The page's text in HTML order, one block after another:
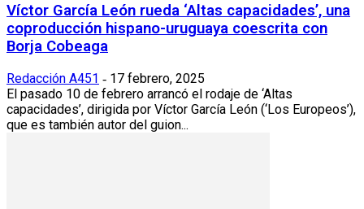
Víctor García León rueda ‘Altas capacidades’, una
coproducción hispano-uruguaya coescrita con
Borja Cobeaga
Redacción A451 - 17 febrero, 2025
El pasado 10 de febrero arrancó el rodaje de ‘Altas
capacidades’, dirigida por Víctor García León (‘Los Europeos’),
que es también autor del guion...